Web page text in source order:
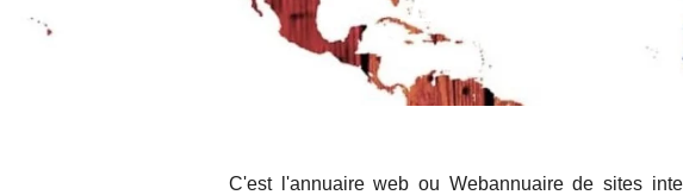
C'est l'annuaire web ou Webannuaire de sites